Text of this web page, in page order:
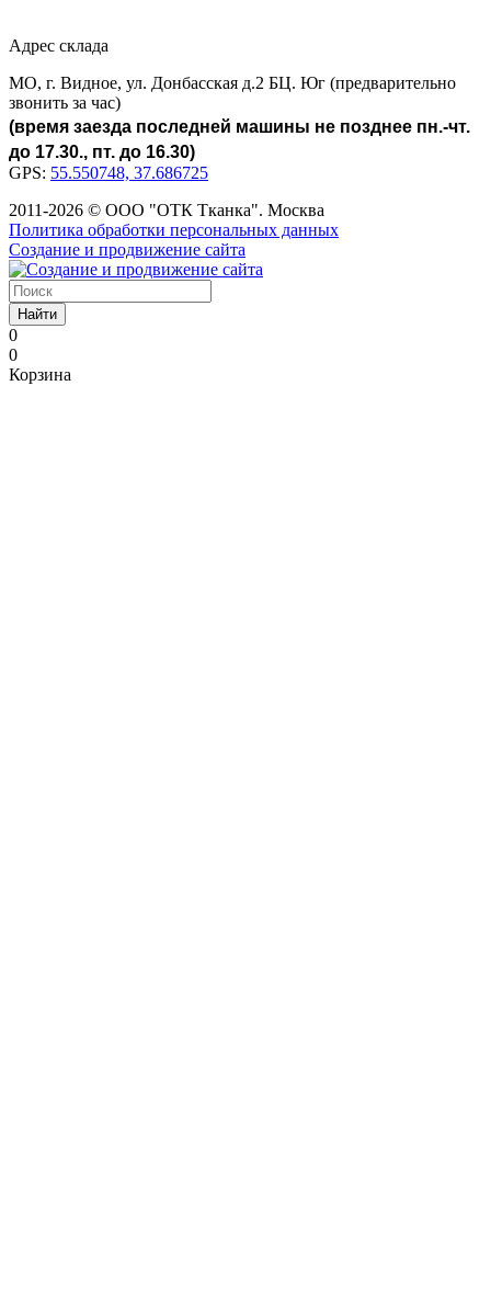
Адрес склада
МО, г. Видное, ул. Донбасская д.2 БЦ. Юг (предварительно
звонить за час)
(время заезда последней машины не позднее пн.-чт.
до 17.30., пт. до 16.30)
GPS: 55.550748, 37.686725
2011-2026 © ООО "ОТК Тканка". Москва
Политика обработки персональных данных
Создание и продвижение сайта
Найти
0
0
Корзина